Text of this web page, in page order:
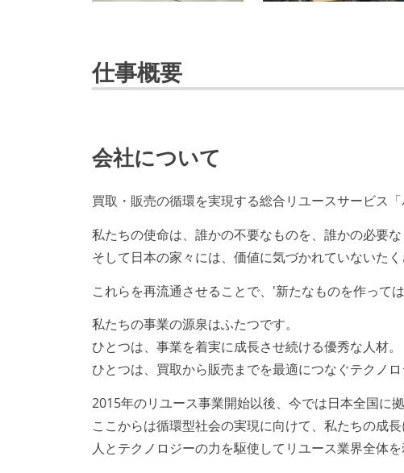
仕事概要
会社について
買取・販売の循環を実現する総合リユースサービス「
私たちの使命は、誰かの不要なものを、誰かの必要な
そして日本の家々には、価値に気づかれていないた
これらを再流通させることで、'新たなものを作って
私たちの事業の源泉はふたつです。
ひとつは、事業を着実に成長させ続ける優秀な人材。
ひとつは、買取から販売までを最適につなぐテクノロ
2015年のリユース事業開始以後、今では日本全国に
ここからは循環型社会の実現に向けて、私たちの成長
人とテクノロジーの力を駆使してリユース業界全体